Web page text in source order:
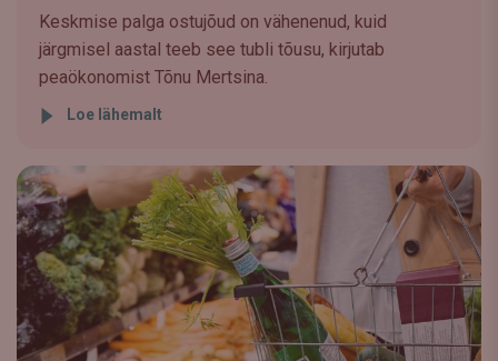
Keskmise palga ostujõud on vähenenud, kuid
järgmisel aastal teeb see tubli tõusu, kirjutab
peaökonomist Tõnu Mertsina.
Loe lähemalt